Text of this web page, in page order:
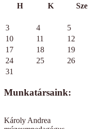
H
K Sze
3
4 5
10
11 12
17
18 19
24
25 26
31
Munkatársaink:
Károly Andrea